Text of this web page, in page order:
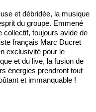
et débridée, la musique
du groupe. Emmené
collectif, toujours avide de
français Marc Ducret
exclusivité pour le
et du live, la fusion de
énergies prendront tout
et immanquable !